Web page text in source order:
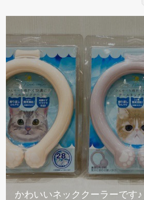
かわいいネッククーラーです♪